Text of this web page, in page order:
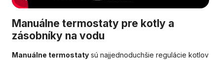
Manuálne termostaty pre kotly a
zásobníky na vodu
Manuálne termostaty sú najjednoduchšie regulácie kotlov